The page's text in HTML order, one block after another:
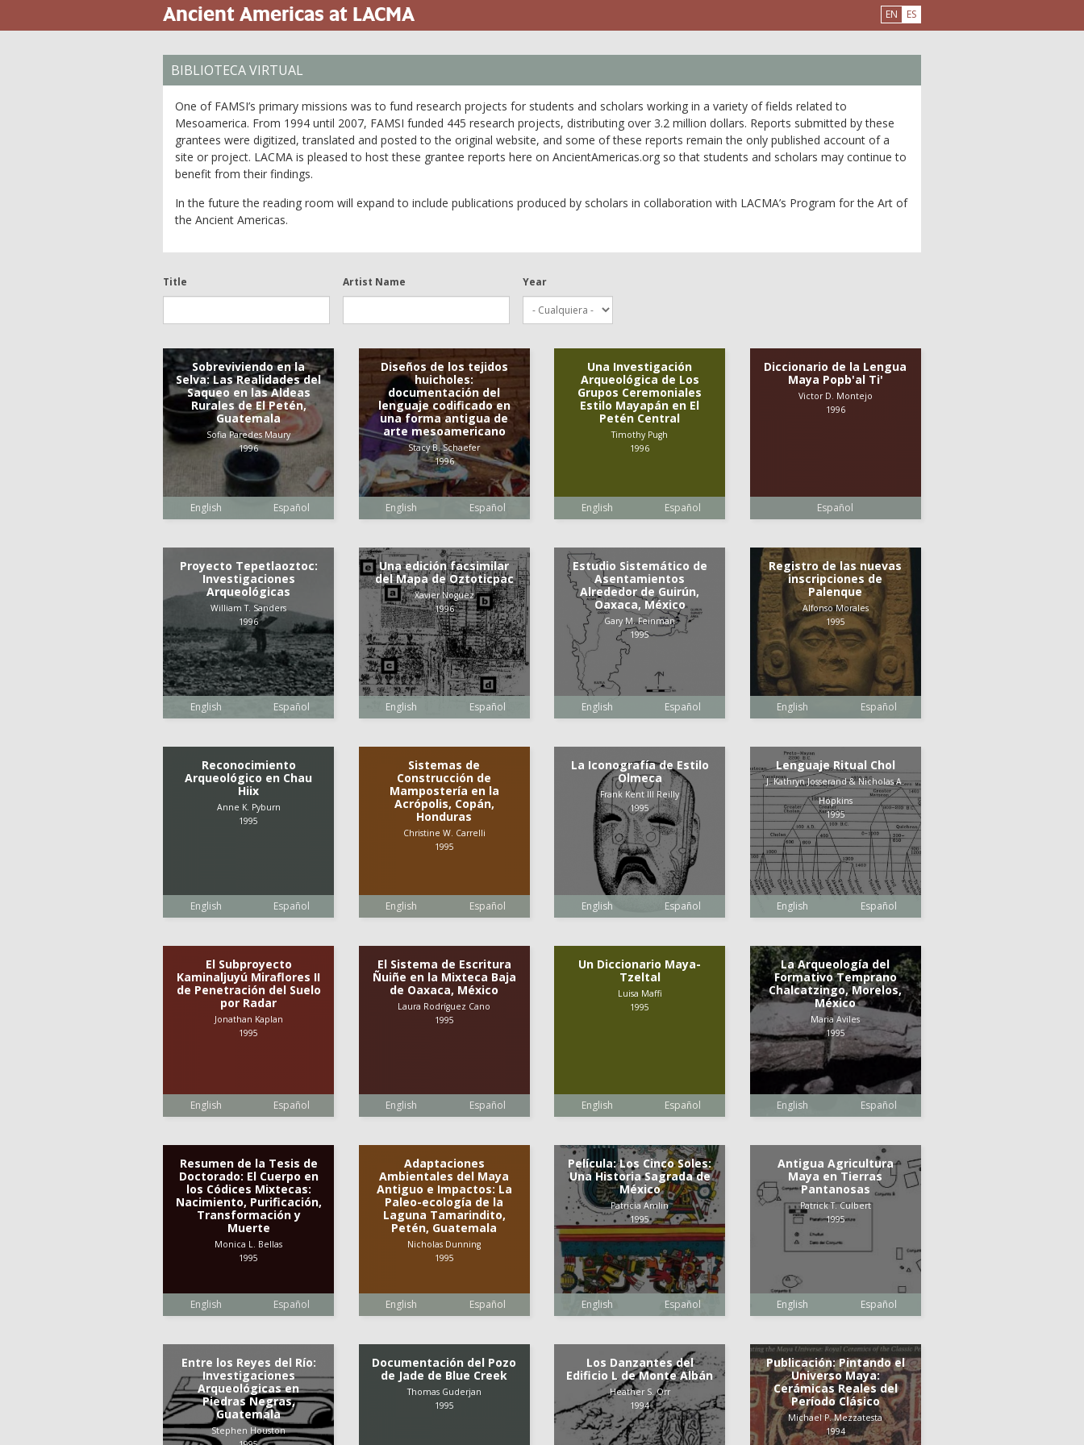
al
Ancient Americas at LACMA EN ES
BIBLIOTECA VIRTUAL
One of FAMSI’s primary missions was to fund research projects for students and scholars working in a variety of fields related to
Mesoamerica. From 1994 until 2007, FAMSI funded 445 research projects, distributing over 3.2 million dollars. Reports submitted by these
grantees were digitized, translated and posted to the original website, and some of these reports remain the only published account of a
site or project. LACMA is pleased to host these grantee reports here on AncientAmericas.org so that students and scholars may continue to
benefit from their findings.
In the future the reading room will expand to include publications produced by scholars in collaboration with LACMA’s Program for the Art of
the Ancient Americas.
Title Artist Name Year
Sobreviviendo en la
Selva: Las Realidades del
Saqueo en las Aldeas
Rurales de El Petén,
Guatemala
Sofia Paredes Maury
1996
English Español
Diseños de los tejidos
huicholes:
documentación del
lenguaje codificado en
una forma antigua de
arte mesoamericano
Stacy B. Schaefer
1996
English Español
Una Investigación
Arqueológica de Los
Grupos Ceremoniales
Estilo Mayapán en El
Petén Central
Timothy Pugh
1996
English Español
Diccionario de la Lengua
Maya Popb'al Ti'
Victor D. Montejo
1996
Español
Proyecto Tepetlaoztoc:
Investigaciones
Arqueológicas
William T. Sanders
1996
English Español
Una edición facsimilar
del Mapa de Oztoticpac
Xavier Noguez
1996
English Español
Estudio Sistemático de
Asentamientos
Alrededor de Guirún,
Oaxaca, México
Gary M. Feinman
1995
English Español
Registro de las nuevas
inscripciones de
Palenque
Alfonso Morales
1995
English Español
Reconocimiento
Arqueológico en Chau
Hiix
Anne K. Pyburn
1995
English Español
Sistemas de
Construcción de
Mampostería en la
Acrópolis, Copán,
Honduras
Christine W. Carrelli
1995
English Español
La Iconografía de Estilo
Olmeca
Frank Kent III Reilly
1995
English Español
Lenguaje Ritual Chol
J. Kathryn Josserand & Nicholas A.
Hopkins
1995
English Español
El Subproyecto
Kaminaljuyú Miraflores II
de Penetración del Suelo
por Radar
Jonathan Kaplan
1995
English Español
El Sistema de Escritura
Ñuiñe en la Mixteca Baja
de Oaxaca, México
Laura Rodríguez Cano
1995
English Español
Un Diccionario Maya-
Tzeltal
Luisa Maffi
1995
English Español
La Arqueología del
Formativo Temprano
Chalcatzingo, Morelos,
México
Maria Aviles
1995
English Español
Resumen de la Tesis de
Doctorado: El Cuerpo en
los Códices Mixtecas:
Nacimiento, Purificación,
Transformación y
Muerte
Monica L. Bellas
1995
English Español
Adaptaciones
Ambientales del Maya
Antiguo e Impactos: La
Paleo-ecología de la
Laguna Tamarindito,
Petén, Guatemala
Nicholas Dunning
1995
English Español
Película: Los Cinco Soles:
Una Historia Sagrada de
México
Patricia Amlin
1995
English Español
Antigua Agricultura
Maya en Tierras
Pantanosas
Patrick T. Culbert
1995
English Español
Entre los Reyes del Río:
Investigaciones
Arqueológicas en
Piedras Negras,
Guatemala
Stephen Houston
Documentación del Pozo
de Jade de Blue Creek
Thomas Guderjan
1995
Los Danzantes del
Edificio L de Monte Albán
Heather S. Orr
1994
Publicación: Pintando el
Universo Maya:
Cerámicas Reales del
Período Clásico
Michael P. Mezzatesta
1994